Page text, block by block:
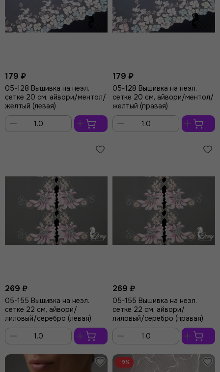
179 ₽
05-128 Вышивка на неэл.
сетке 20 см, айвори/ментол/
желтый (левая)
корзину
179 ₽
05-128 Вышивка на неэл.
сетке 20 см, айвори/ментол/
желтый (правая)
корзину
269 ₽
05-155 Вышивка на неэл.
сетке 22 см, айвори/
лиловый/серебро (левая)
корзину
269 ₽
05-155 Вышивка на неэл.
сетке 22 см, айвори/
лиловый/серебро (правая)
корзину
−9%